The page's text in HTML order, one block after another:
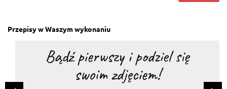
Przepisy w Waszym wykonaniu